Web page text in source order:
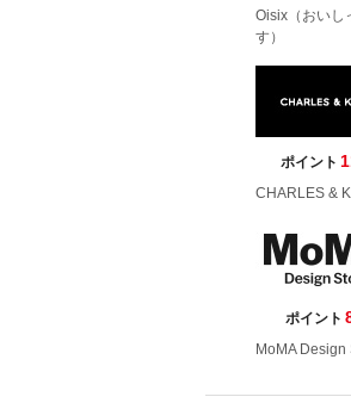
Oisix（おいし
す）
ポイント
CHARLES &
ポイント
MoMA Design